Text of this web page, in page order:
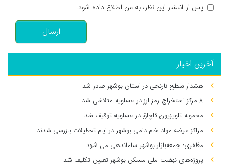
پس از انتشار این نظر، به من اطلاع داده شود.
ارسال
آخرین اخبار
هشدار سطح نارنجی در استان بوشهر صادر شد
۸ مرکز استخراج رمز ارز در عسلویه متلاشی شد
محموله تلویزیون قاچاق در عسلویه توقیف شد
مراکز عرضه مواد خام دامی بوشهر در ایام تعطیلات بازرسی شدند
مظفری: جمعه‌بازار بوشهر ساماندهی می‌ شود
پروژه‌های نهضت ملی مسکن بوشهر تعیین تکلیف شد